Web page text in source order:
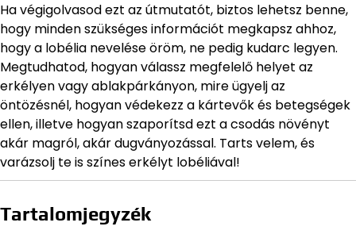
Ha végigolvasod ezt az útmutatót, biztos lehetsz benne,
hogy minden szükséges információt megkapsz ahhoz,
hogy a lobélia nevelése öröm, ne pedig kudarc legyen.
Megtudhatod, hogyan válassz megfelelő helyet az
erkélyen vagy ablakpárkányon, mire ügyelj az
öntözésnél, hogyan védekezz a kártevők és betegségek
ellen, illetve hogyan szaporítsd ezt a csodás növényt
akár magról, akár dugványozással. Tarts velem, és
varázsolj te is színes erkélyt lobéliával!
Tartalomjegyzék